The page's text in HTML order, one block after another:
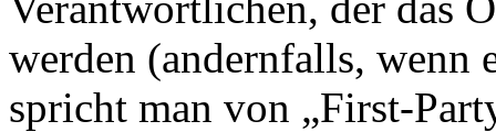
werden (andernfalls, wenn
spricht man von „First-